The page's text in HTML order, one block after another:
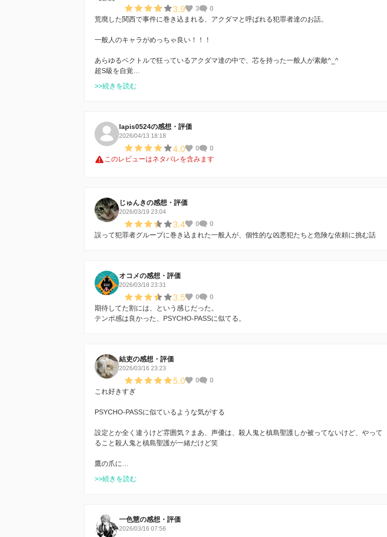
3.9 3
0
荒廃した関西で事件に巻き込まれる、アクダマと呼ばれる犯罪者達のお話。
一般人のキャラがめっちゃ良い！！！
あらゆるベクトルで狂っているアクダマ達の中で、芯を持った一般人が素敵^_^
超S級を自覚…
>>続きを読む
lapis0524の感想・評価
2026/04/13 18:18
4.0 0
0
このレビューはネタバレを含みます
じゅんきの感想・評価
2026/03/19 23:04
3.4 0
0
誤って犯罪者グループに巻き込まれた一般人が、個性的な凶悪犯たちと危険な依頼に挑む話
オコメの感想・評価
2026/03/18 23:31
3.5 0
0
期待してた割には、という感じだった。
テンポ感は良かった、PSYCHO-PASSに似てる。
結吏の感想・評価
2026/03/16 23:23
5.0 0
0
これ好きすぎ
PSYCHO-PASSに似ているような気がする
設定とか全く違うけど雰囲気？まあ、声優は、殺人鬼と槙島聖護しか被ってないけど、やって
ること殺人鬼と槙島聖護が一緒だけど笑
鷹の爪に…
>>続きを読む
一色慧の感想・評価
2026/03/16 07:56